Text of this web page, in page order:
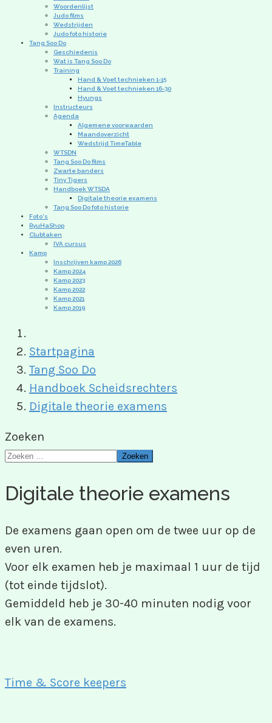
Woordenlijst
Judo films
Wedstrijden
Judo foto historie
Tang Soo Do
Geschiedenis
Wat is Tang Soo Do
Training
Hand & Voet technieken 1-15
Hand & Voet technieken 16-30
Hyungs
Instructeurs
Agenda
Algemene voorwaarden
Maandoverzicht
Wedstrijd TimeTable
WTSDN
Tang Soo Do films
Zwarte banders
Tiny Tigers
Handboek WTSDA
Digitale theorie examens
Tang Soo Do foto historie
Foto's
RyuHaShop
Clubtaken
IVA cursus
Kamp
Inschrijven kamp 2026
Kamp 2024
Kamp 2023
Kamp 2022
Kamp 2021
Kamp 2019
Startpagina
Tang Soo Do
Handboek Scheidsrechters
Digitale theorie examens
Zoeken
Zoeken
Digitale theorie examens
De examens gaan open om de twee uur op de
even uren.
Voor elk examen heb je maximaal 1 uur de tijd
(tot einde tijdslot).
Gemiddeld heb je 30-40 minuten nodig voor
elk van de examens.
Time & Score keepers